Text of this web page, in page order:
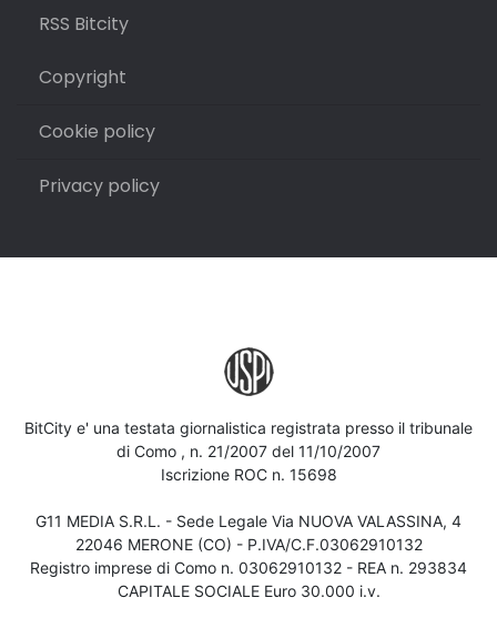
RSS Bitcity
Copyright
Cookie policy
Privacy policy
BitCity e' una testata giornalistica registrata presso il tribunale
di Como , n. 21/2007 del 11/10/2007
Iscrizione ROC n. 15698
G11 MEDIA S.R.L. - Sede Legale Via NUOVA VALASSINA, 4
22046 MERONE (CO) - P.IVA/C.F.03062910132
Registro imprese di Como n. 03062910132 - REA n. 293834
CAPITALE SOCIALE Euro 30.000 i.v.